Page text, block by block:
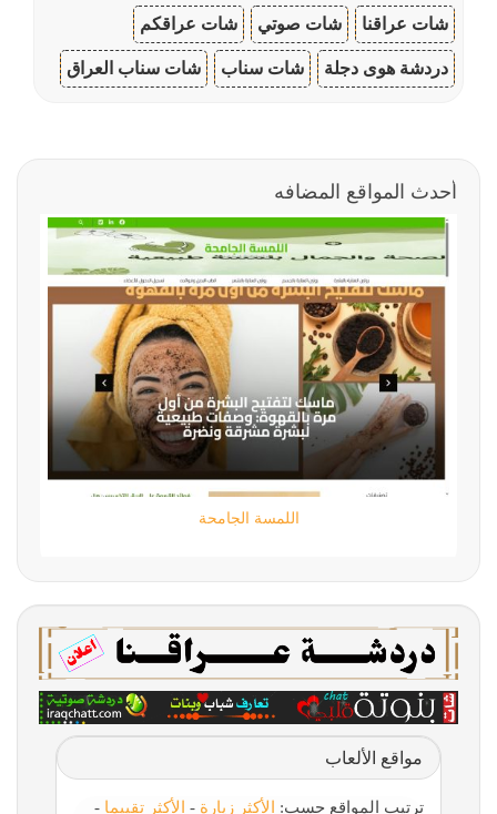
شات عراقنا شات صوتي شات عراقكم
دردشة هوى دجلة شات سناب شات سناب العراق
أحدث المواقع المضافه
مواقع الألعاب
ترتيب المواقع حسب: الأكثر زيارة - الأكثر تقييما -